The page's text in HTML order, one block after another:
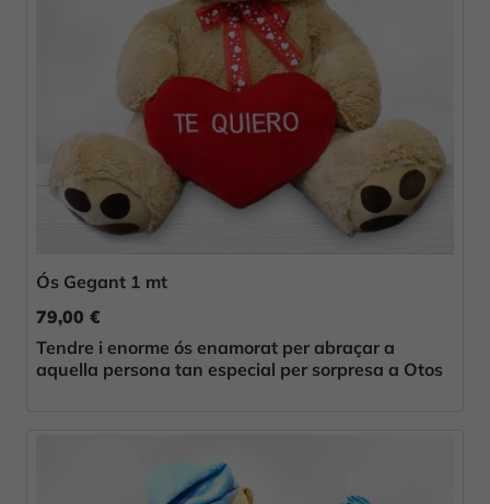
Ós Gegant 1 mt
79,00 €
Tendre i enorme ós enamorat per abraçar a
aquella persona tan especial per sorpresa a Otos